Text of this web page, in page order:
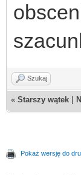
Szukaj
« Starszy wątek
Pokaż wersję do